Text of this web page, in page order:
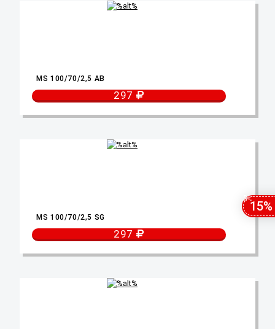
MS 100/70/2,5 AB
297
MS 100/70/2,5 SG
297
15%